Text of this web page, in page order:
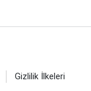
Gizlilik İlkeleri